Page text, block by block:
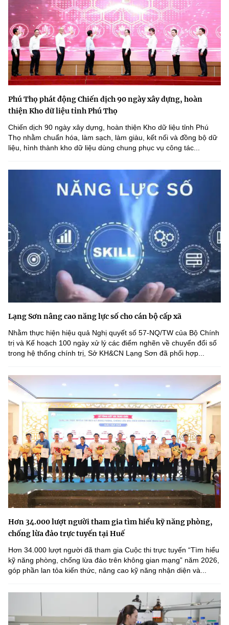
Phú Thọ phát động Chiến dịch 90 ngày xây dựng, hoàn
thiện Kho dữ liệu tỉnh Phú Thọ
Chiến dịch 90 ngày xây dựng, hoàn thiện Kho dữ liệu tỉnh Phú
Thọ nhằm chuẩn hóa, làm sạch, làm giàu, kết nối và đồng bộ dữ
liệu, hình thành kho dữ liệu dùng chung phục vụ công tác...
Lạng Sơn nâng cao năng lực số cho cán bộ cấp xã
Nhằm thực hiện hiệu quả Nghị quyết số 57-NQ/TW của Bộ Chính
trị và Kế hoạch 100 ngày xử lý các điểm nghẽn về chuyển đổi số
trong hệ thống chính trị, Sở KH&CN Lạng Sơn đã phối hợp...
Hơn 34.000 lượt người tham gia tìm hiểu kỹ năng phòng,
chống lừa đảo trực tuyến tại Huế
Hơn 34.000 lượt người đã tham gia Cuộc thi trực tuyến “Tìm hiểu
kỹ năng phòng, chống lừa đảo trên không gian mạng” năm 2026,
góp phần lan tỏa kiến thức, nâng cao kỹ năng nhận diện và...